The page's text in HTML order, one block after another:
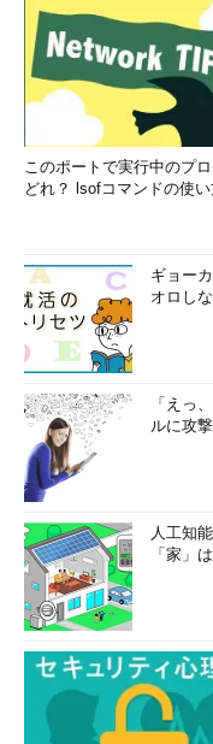
ポリシーの対象から外
対してポリシーを適用
ーザーがグループから
し（ロールバック）」
るポリシーによってす
段で変更しない限り、
effectとも呼ばれる）。
各ユーザーは通常
み権を持っているため
Policiesキー以外のキー
がログオン後に自分で変
■テンプレートが不十分
標準のポリシー・テン
ポリシーの多くはシェ
サーバ機能などの多くの
対応していなかった。ポ
易であるとはいえ、テ
■ツールの不足
上記の欠点をカバーす
た。
以上のような問題／欠
このポートで実行中のプ
どれ？ lsofコマンドの使
ギョー
オロし
「えっ
ルに攻
人工知
「家」